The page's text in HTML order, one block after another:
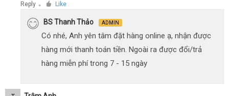
Reply ● Like
BS Thanh Thảo ADMIN
Có nhé, Anh yên tâm đặt hàng online ạ, nhận được
hàng mới thanh toán tiền. Ngoài ra được đổi/trả
hàng miễn phí trong 7 - 15 ngày